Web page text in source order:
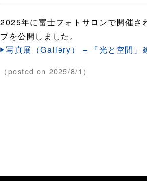
2025年に富士フォトサロンで開催さ
ブを公開しました。
写真展（Gallery） – 『光と空間」
（posted on 2025/8/1）